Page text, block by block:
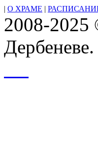
| О ХРАМЕ |
2008-2025